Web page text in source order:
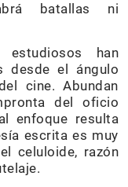
batallas ni
han
desde el ángulo
cine. Abundan
del oficio
enfoque resulta
escrita es muy
celuloide, razón